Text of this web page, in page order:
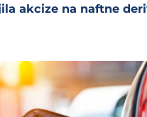
akcize na naftne